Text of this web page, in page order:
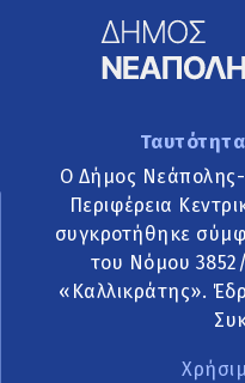
Ο Δήμος
Περιφέρεια
συγκροτήθηκε
του Νόμου
«Καλλικράτης».